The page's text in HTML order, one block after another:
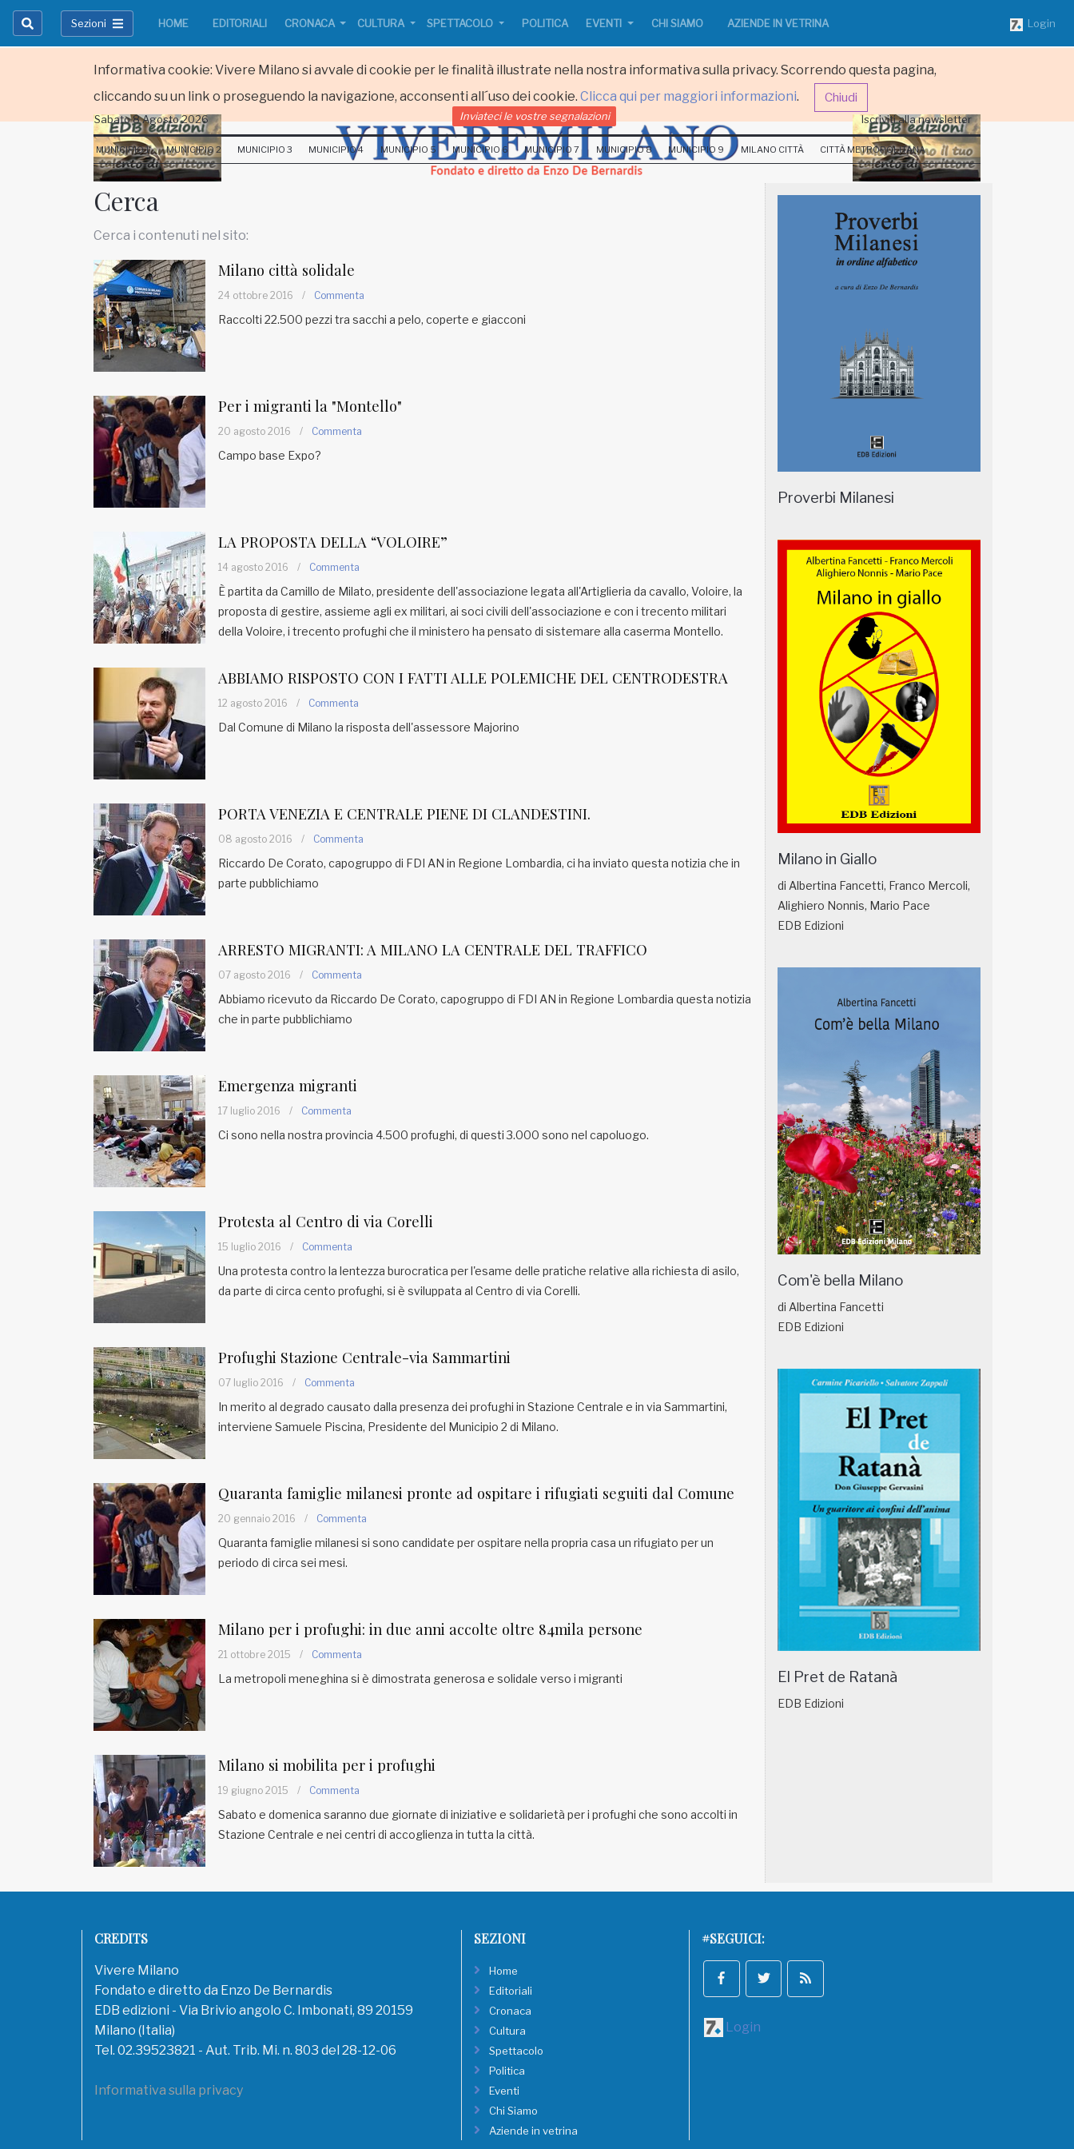
Informativa cookie: Vivere Milano si avvale di cookie per le finalità illustrate nella nostra informativa sulla privacy. Scorrendo questa pagina,
cliccando su un link o proseguendo la navigazione, acconsenti all´uso dei cookie. Clicca qui per maggiori informazioni. Chiudi
Sezioni HOME EDITORIALI CRONACA CULTURA SPETTACOLO POLITICA EVENTI CHI SIAMO AZIENDE IN VETRINA Login
Iscriviti alla newsletter
www.viveremilano.info
Fondato e diretto da Enzo De
EDB edizioni - Via Brivio angolo C.
Imbonati, 89 20159 Milano (Italia)
Informativa sulla privacy
Sabato 8 Agosto 2026 Inviateci le vostre segnalazioni Iscriviti alla newsletter
MUNICIPIO 1 MUNICIPIO 2 MUNICIPIO 3 MUNICIPIO 4 MUNICIPIO 5 MUNICIPIO 6 MUNICIPIO 7 MUNICIPIO 8 MUNICIPIO 9 MILANO CITTÀ CITTÀ METROPOLITANA
Cerca
Cerca i contenuti nel sito:
Milano città solidale
24 ottobre 2016 / Commenta
Raccolti 22.500 pezzi tra sacchi a pelo, coperte e giacconi
Per i migranti la "Montello"
20 agosto 2016 / Commenta
Campo base Expo?
LA PROPOSTA DELLA “VOLOIRE”
14 agosto 2016 / Commenta
È partita da Camillo de Milato, presidente dell'associazione legata all'Artiglieria da cavallo, Voloire, la
proposta di gestire, assieme agli ex militari, ai soci civili dell'associazione e con i trecento militari
della Voloire, i trecento profughi che il ministero ha pensato di sistemare alla caserma Montello.
ABBIAMO RISPOSTO CON I FATTI ALLE POLEMICHE DEL CENTRODESTRA
12 agosto 2016 / Commenta
Dal Comune di Milano la risposta dell'assessore Majorino
PORTA VENEZIA E CENTRALE PIENE DI CLANDESTINI.
08 agosto 2016 / Commenta
Riccardo De Corato, capogruppo di FDI AN in Regione Lombardia, ci ha inviato questa notizia che in
parte pubblichiamo
ARRESTO MIGRANTI: A MILANO LA CENTRALE DEL TRAFFICO
07 agosto 2016 / Commenta
Abbiamo ricevuto da Riccardo De Corato, capogruppo di FDI AN in Regione Lombardia questa notizia
che in parte pubblichiamo
Emergenza migranti
17 luglio 2016 / Commenta
Ci sono nella nostra provincia 4.500 profughi, di questi 3.000 sono nel capoluogo.
Protesta al Centro di via Corelli
15 luglio 2016 / Commenta
Una protesta contro la lentezza burocratica per l'esame delle pratiche relative alla richiesta di asilo,
da parte di circa cento profughi, si è sviluppata al Centro di via Corelli.
Profughi Stazione Centrale-via Sammartini
07 luglio 2016 / Commenta
In merito al degrado causato dalla presenza dei profughi in Stazione Centrale e in via Sammartini,
interviene Samuele Piscina, Presidente del Municipio 2 di Milano.
Quaranta famiglie milanesi pronte ad ospitare i rifugiati seguiti dal Comune
20 gennaio 2016 / Commenta
Quaranta famiglie milanesi si sono candidate per ospitare nella propria casa un rifugiato per un
periodo di circa sei mesi.
Milano per i profughi: in due anni accolte oltre 84mila persone
21 ottobre 2015 / Commenta
La metropoli meneghina si è dimostrata generosa e solidale verso i migranti
Milano si mobilita per i profughi
19 giugno 2015 / Commenta
Sabato e domenica saranno due giornate di iniziative e solidarietà per i profughi che sono accolti in
Stazione Centrale e nei centri di accoglienza in tutta la città.
Proverbi Milanesi
Milano in Giallo
di Albertina Fancetti, Franco Mercoli,
Alighiero Nonnis, Mario Pace
EDB Edizioni
Com'è bella Milano
di Albertina Fancetti
EDB Edizioni
El Pret de Ratanà
EDB Edizioni
CREDITS
Vivere Milano
Fondato e diretto da Enzo De Bernardis
EDB edizioni - Via Brivio angolo C. Imbonati, 89 20159
Milano (Italia)
Tel. 02.39523821 - Aut. Trib. Mi. n. 803 del 28-12-06
Informativa sulla privacy
SEZIONI
Home
Editoriali
Cronaca
Cultura
Spettacolo
Politica
Eventi
Chi Siamo
Aziende in vetrina
#SEGUICI:
Login